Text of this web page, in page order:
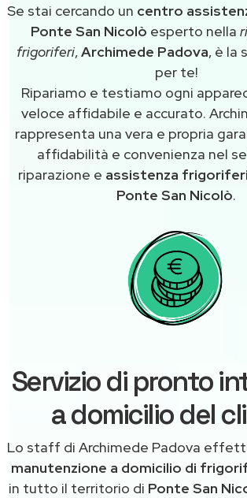
Se stai cercando un centro
Ponte San Nicolò esperto nella
frigoriferi,Archimede Padova, è la
per te!
Ripariamo e testiamo ogni
veloce affidabile e accurato.
rappresenta una vera e propria
affidabilità e convenienza nel
riparazione e assistenza
Ponte San Nicolò.
Servizio di pronto
a domicilio del
Lo staff di Archimede Padova
manutenzione a domicilio di
in tutto il territorio di Ponte San